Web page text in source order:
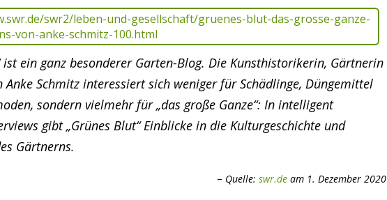
ist ein ganz besonderer Garten-Blog. Die Kunsthistorikerin, Gärtnerin
Anke Schmitz interessiert sich weniger für Schädlinge, Düngemittel
sondern vielmehr für „das große Ganze“: In intelligent
gibt „Grünes Blut“ Einblicke in die Kulturgeschichte und
Gärtnerns.
Quelle: swr.de am 1. Dezember 2020